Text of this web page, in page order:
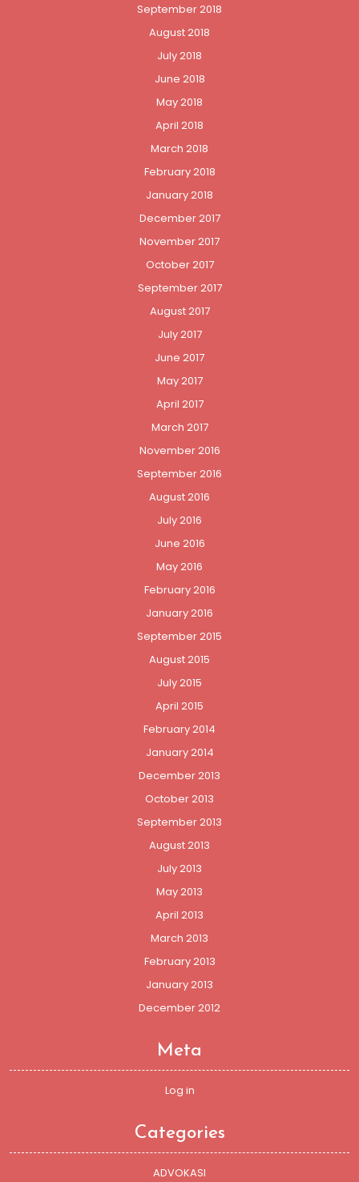
September 2018
August 2018
July 2018
June 2018
May 2018
April 2018
March 2018
February 2018
January 2018
December 2017
November 2017
October 2017
September 2017
August 2017
July 2017
June 2017
May 2017
April 2017
March 2017
November 2016
September 2016
August 2016
July 2016
June 2016
May 2016
February 2016
January 2016
September 2015
August 2015
July 2015
April 2015
February 2014
January 2014
December 2013
October 2013
September 2013
August 2013
July 2013
May 2013
April 2013
March 2013
February 2013
January 2013
December 2012
Meta
Log in
Categories
ADVOKASI